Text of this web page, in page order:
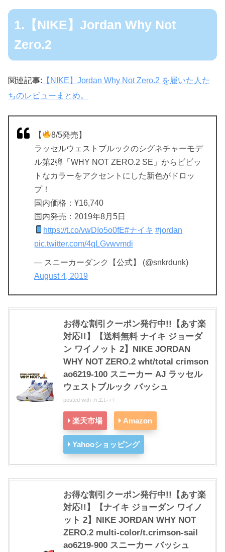
1.【NIKE】Jordan Why Not
Zero.2
関連記事: 【NIKE】Jordan Why Not Zero.2 を履いた人た
ちのレビューまとめ。
【
8/5発売】
ラッセルウェストブルックのシグネチャーモデ
ル第2弾「WHY NOT ZERO.2 SE」からビビッ
トなカラーをアクセントにした新色がドロッ
プ！
国内価格：¥16,740
国内発売：2019年8月5日
https://t.co/vwDIo5o0fE#ナイキ #jordan
pic.twitter.com/4qLGvwvmdi
— スニーカーダンク【公式】 (@snkrdunk)
August 4, 2019
お得な割引クーポン発行中!!【あす楽
対応!!】【送料無料 ナイキ ジョーダ
ン ワイノット 2】NIKE JORDAN
WHY NOT ZERO.2 wht/total crimson
ao6219-100 スニーカー AJ ラッセル
ウェストブルック バッシュ
posted with カエレバ
楽天市場 Amazon
Yahooショッピング
お得な割引クーポン発行中!!【あす楽
対応!!】【ナイキ ジョーダン ワイノ
ット 2】NIKE JORDAN WHY NOT
ZERO.2 multi-color/t.crimson-sail
ao6219-900 スニーカー バッシュ